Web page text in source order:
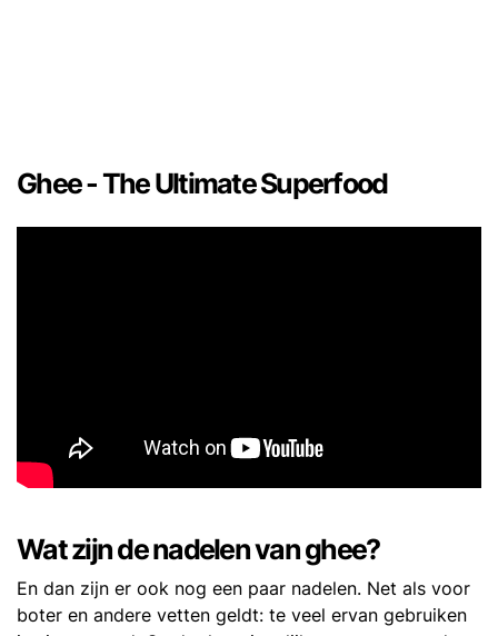
Ghee - The Ultimate Superfood
Wat zijn de nadelen van ghee?
En dan zijn er ook nog een paar nadelen. Net als voor
boter en andere vetten geldt: te veel ervan gebruiken